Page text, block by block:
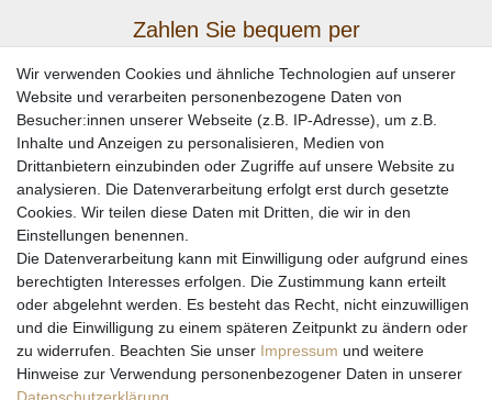
Zahlen Sie bequem per
Wir versenden mit
Wir verwenden Cookies und ähnliche Technologien auf unserer
Website und verarbeiten personenbezogene Daten von
Besucher:innen unserer Webseite (z.B. IP-Adresse), um z.B.
Inhalte und Anzeigen zu personalisieren, Medien von
Drittanbietern einzubinden oder Zugriffe auf unsere Website zu
analysieren. Die Datenverarbeitung erfolgt erst durch gesetzte
Cookies. Wir teilen diese Daten mit Dritten, die wir in den
Einstellungen benennen.
Die Datenverarbeitung kann mit Einwilligung oder aufgrund eines
berechtigten Interesses erfolgen. Die Zustimmung kann erteilt
oder abgelehnt werden. Es besteht das Recht, nicht einzuwilligen
und die Einwilligung zu einem späteren Zeitpunkt zu ändern oder
zu widerrufen. Beachten Sie unser Impressum und weitere
Hinweise zur Verwendung personenbezogener Daten in unserer